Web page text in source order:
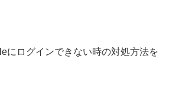
にログインできない時の対処方法を